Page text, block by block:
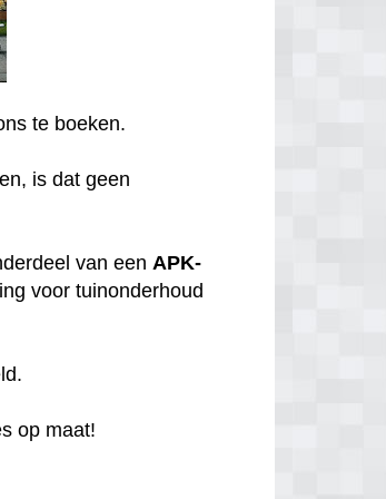
te boeken.
is dat geen
van eenAPK-
voor tuinonderhoud
op maat!